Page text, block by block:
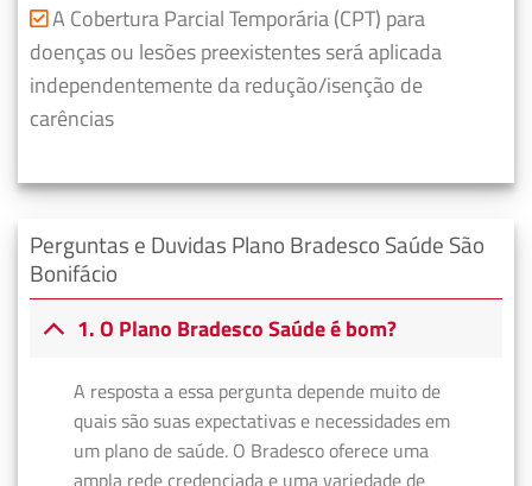
A Cobertura Parcial Temporária (CPT) para
doenças ou lesões preexistentes será aplicada
independentemente da redução/isenção de
carências
Perguntas e Duvidas Plano Bradesco Saúde São
Bonifácio
1. O Plano Bradesco Saúde é bom?
A resposta a essa pergunta depende muito de
quais são suas expectativas e necessidades em
um plano de saúde. O Bradesco oferece uma